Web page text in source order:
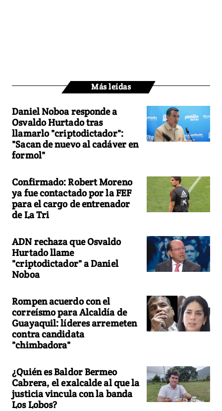
Más leídas
Daniel Noboa responde a
Osvaldo Hurtado tras
llamarlo "criptodictador":
"Sacan de nuevo al cadáver en
formol"
Confirmado: Robert Moreno
ya fue contactado por la FEF
para el cargo de entrenador
de La Tri
ADN rechaza que Osvaldo
Hurtado llame
"criptodictador" a Daniel
Noboa
Rompen acuerdo con el
correísmo para Alcaldía de
Guayaquil: líderes arremeten
contra candidata
"chimbadora"
¿Quién es Baldor Bermeo
Cabrera, el exalcalde al que la
justicia vincula con la banda
Los Lobos?